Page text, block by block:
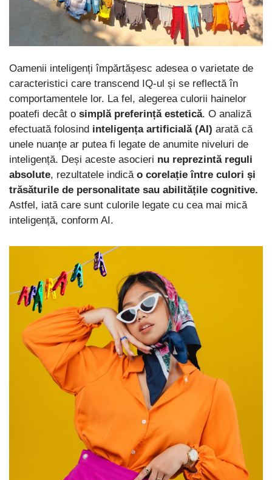
Oamenii inteligenți împărtășesc adesea o varietate de
caracteristici care transcend IQ-ul și se reflectă în
comportamentele lor. La fel, alegerea culorii hainelor
poatefi decât o simplă preferință estetică. O analiză
efectuată folosind inteligența artificială (AI) arată că
unele nuanțe ar putea fi legate de anumite niveluri de
inteligență. Deși aceste asocieri nu reprezintă reguli
absolute, rezultatele indică o corelație între culori și
trăsăturile de personalitate sau abilitățile cognitive.
Astfel, iată care sunt culorile legate cu cea mai mică
inteligență, conform AI.